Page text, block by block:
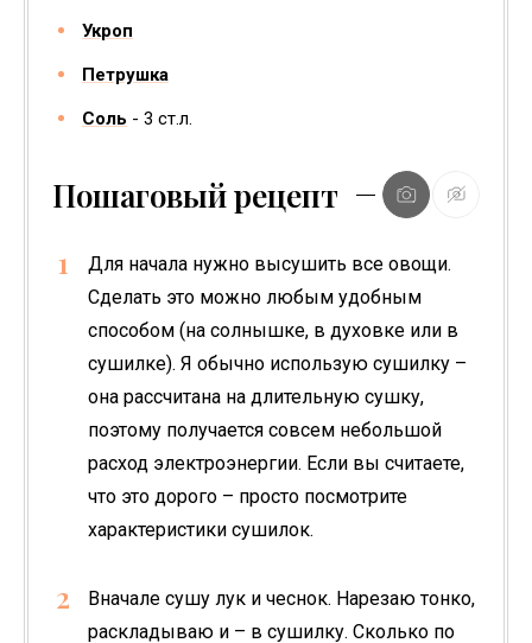
Укроп
Петрушка
Соль 3 ст.л.
Пошаговый рецепт
Для начала нужно высушить все овощи.
Сделать это можно любым удобным
способом (на солнышке, в духовке или в
сушилке). Я обычно использую сушилку –
она рассчитана на длительную сушку,
поэтому получается совсем небольшой
расход электроэнергии. Если вы считаете,
что это дорого – просто посмотрите
характеристики сушилок.
Вначале сушу лук и чеснок. Нарезаю тонко,
раскладываю и – в сушилку. Сколько по